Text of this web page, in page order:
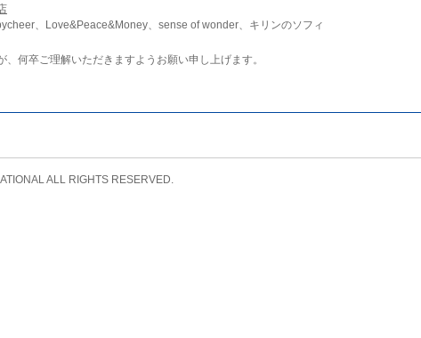
、Love&Peace&Money、sense of wonder、キリンのソフィ
何卒ご理解いただきますようお願い申し上げます。